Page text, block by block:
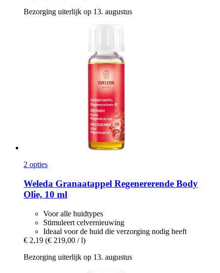
Bezorging uiterlijk op 13. augustus
2 opties
Weleda Granaatappel Regenererende Body
Olie, 10 ml
Voor alle huidtypes
Stimuleert celvernieuwing
Ideaal voor de huid die verzorging nodig heeft
€ 2,19 (€ 219,00 / l)
Bezorging uiterlijk op 13. augustus